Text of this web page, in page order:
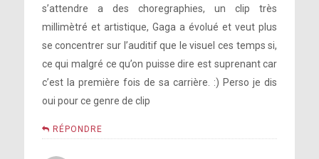
s’attendre a des choregraphies, un clip très
millimètré et artistique, Gaga a évolué et veut plus
se concentrer sur l’auditif que le visuel ces temps si,
ce qui malgré ce qu’on puisse dire est suprenant car
c’est la première fois de sa carrière. :) Perso je dis
oui pour ce genre de clip
RÉPONDRE